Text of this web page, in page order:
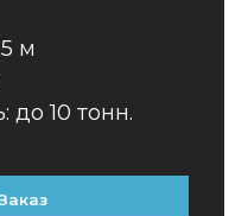
м
до 10 тонн.